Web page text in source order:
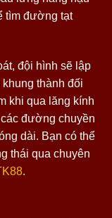
tìm đường tạt
đội hình sẽ lập
thành đối
khi qua lăng kính
đường chuyền
dài. Bạn có thể
thái qua chuyên
.